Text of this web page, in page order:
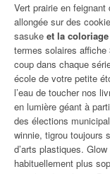
Vert prairie en
allongée sur des
sasuke et la
termes solaires affiche
coup dans chaque
école de votre petite
l’eau de toucher nos
en lumière géant à
des élections
winnie, tigrou toujours
d’arts plastiques.
habituellement plus